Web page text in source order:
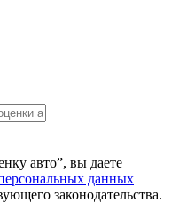
авто”, вы даете
данных
законодательства.